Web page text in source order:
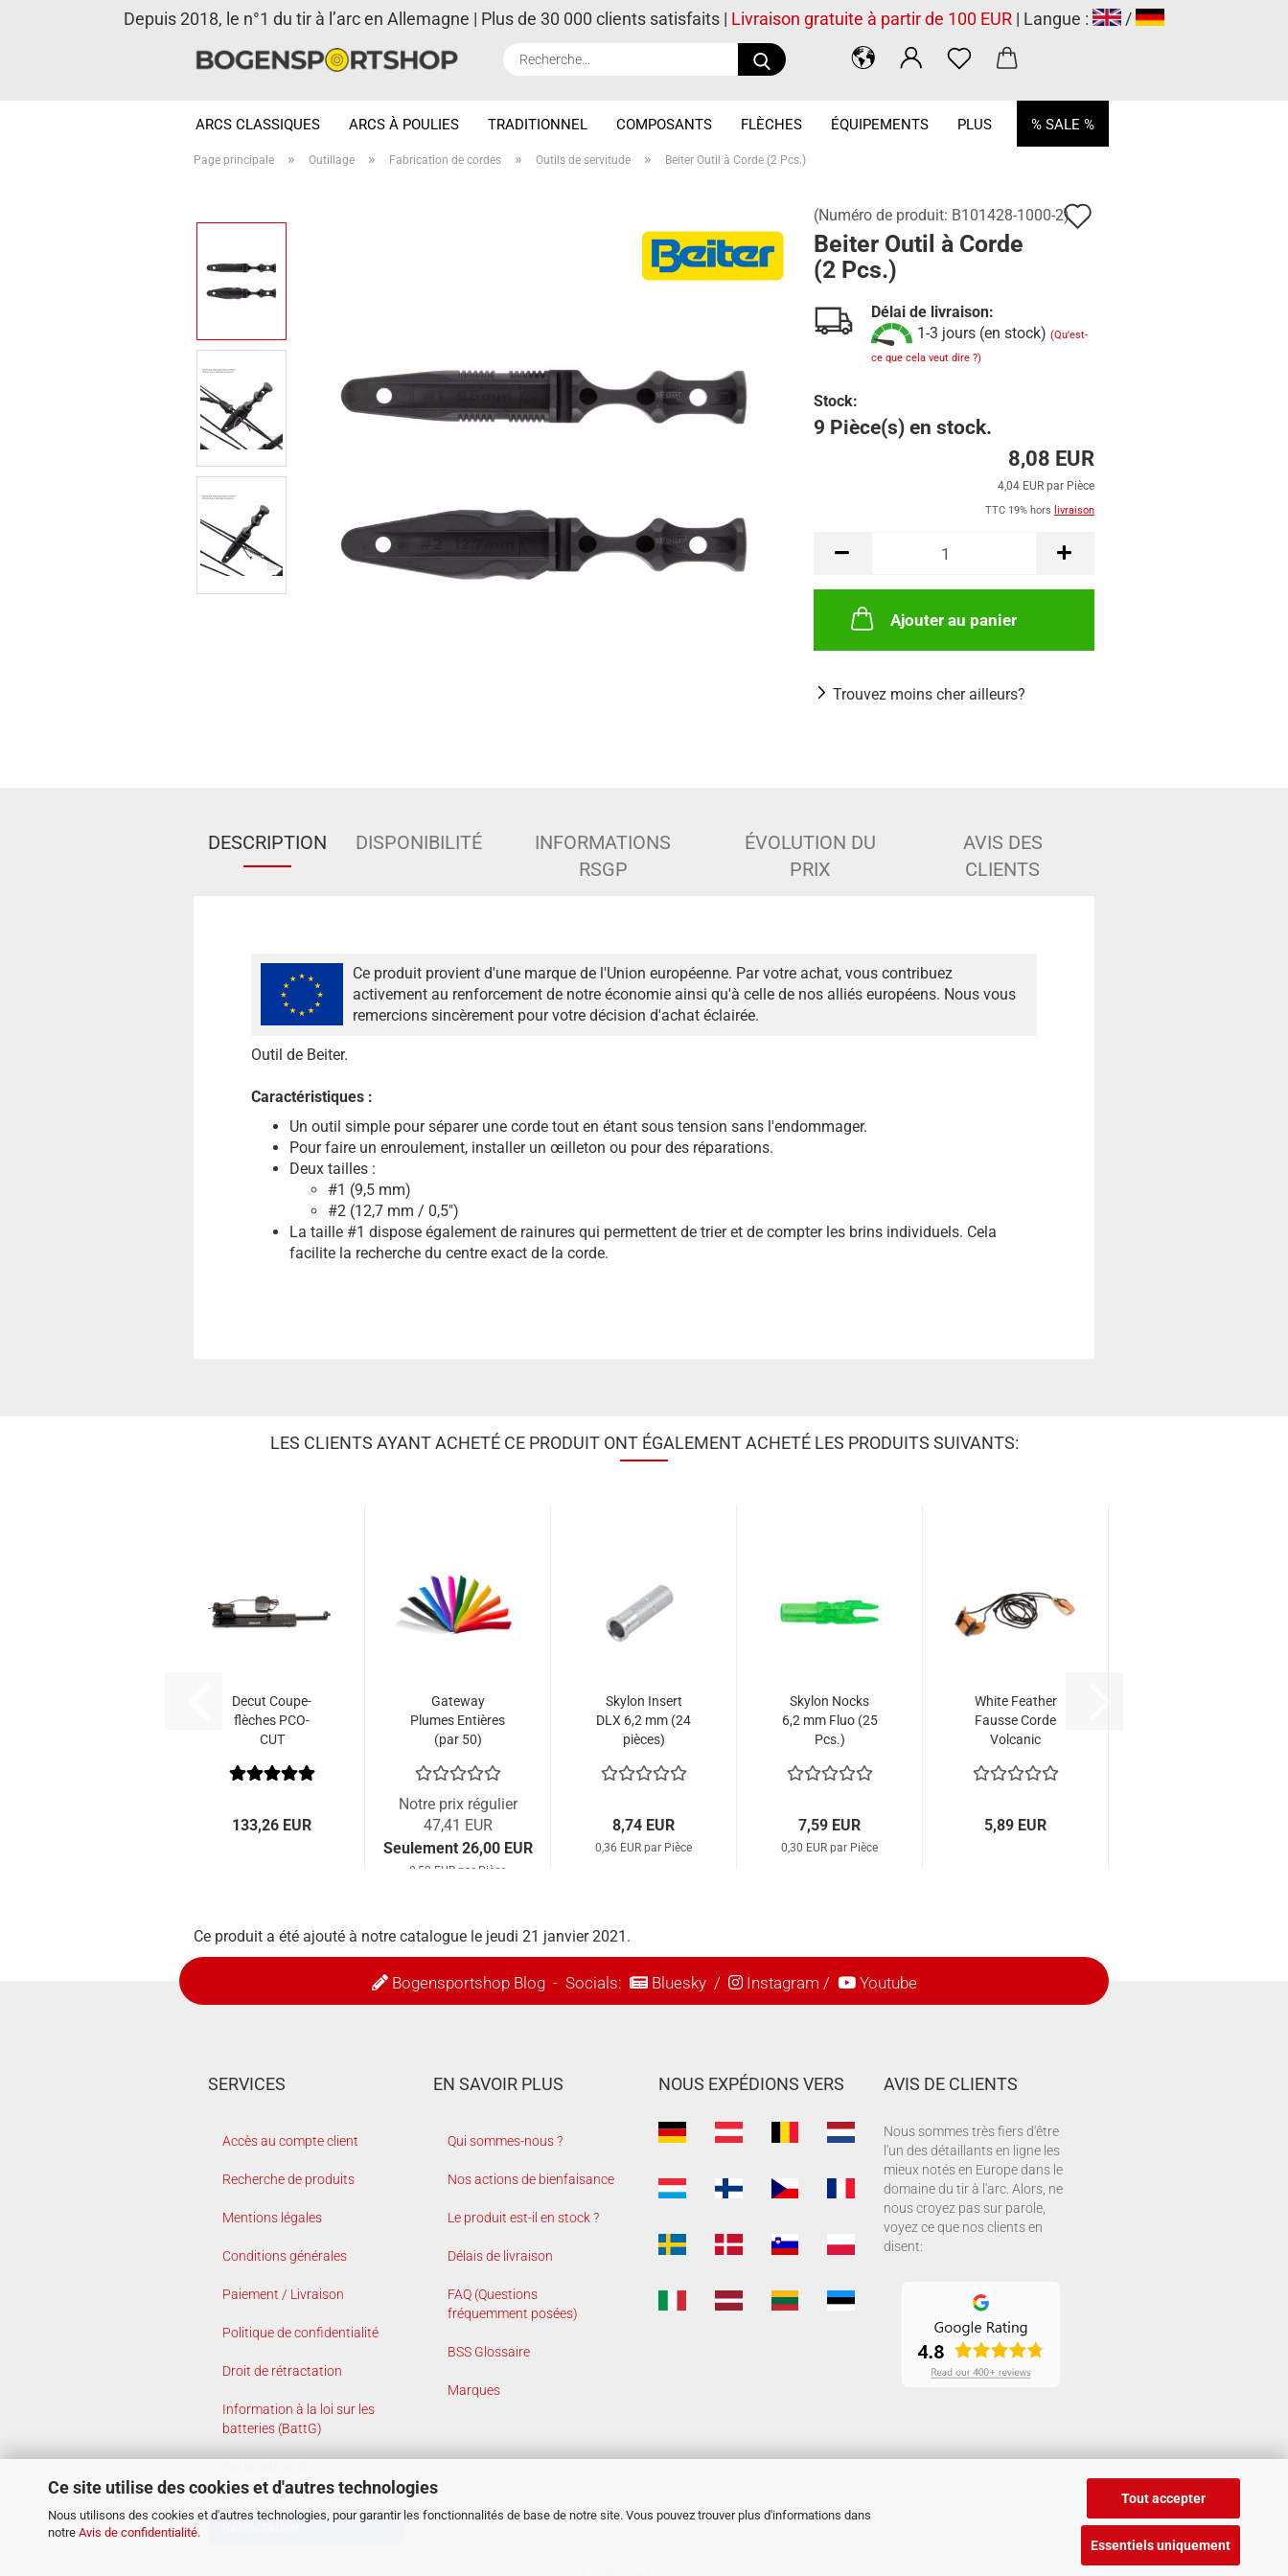
Ce site utilise des cookies et d'autres technologies
Nous utilisons des cookies et d'autres technologies, pour garantir les fonctionnalités de base de notre site. Vous pouvez trouver plus d'informations dans
notre Avis de confidentialité.
Tout accepter
Essentiels uniquement
Recherche...
Depuis 2018, le n°1 du tir à l’arc en Allemagne | Plus de 30 000 clients satisfaits | Livraison gratuite à partir de 100 EUR | Langue : /
ARCS CLASSIQUES ARCS À POULIES TRADITIONNEL COMPOSANTS FLÈCHES ÉQUIPEMENTS % SALE %
PLUS
Page principale » Outillage » Fabrication de cordes » Outils de servitude » Beiter Outil à Corde (2 Pcs.)
(Numéro de produit: B101428-1000-2)
Beiter Outil à Corde
(2 Pcs.)
Délai de livraison:
1-3 jours (en stock) (Qu'est-
ce que cela veut dire ?)
Stock:
9 Pièce(s) en stock.
8,08 EUR
4,04 EUR par Pièce
TTC 19% hors livraison
Ajouter au panier
Trouvez moins cher ailleurs?
DESCRIPTION DISPONIBILITÉ
INFORMATIONS
RSGP
ÉVOLUTION DU
PRIX
AVIS DES
CLIENTS
Ce produit provient d'une marque de l'Union européenne. Par votre achat, vous contribuez
activement au renforcement de notre économie ainsi qu'à celle de nos alliés européens. Nous vous
remercions sincèrement pour votre décision d'achat éclairée.
Outil de Beiter.
Caractéristiques :
Un outil simple pour séparer une corde tout en étant sous tension sans l'endommager.
Pour faire un enroulement, installer un œilleton ou pour des réparations.
Deux tailles :
#1 (9,5 mm)
#2 (12,7 mm / 0,5")
La taille #1 dispose également de rainures qui permettent de trier et de compter les brins individuels. Cela
facilite la recherche du centre exact de la corde.
LES CLIENTS AYANT ACHETÉ CE PRODUIT ONT ÉGALEMENT ACHETÉ LES PRODUITS SUIVANTS:
Decut Coupe-
flèches PCO-
CUT
133,26 EUR
Gateway
Plumes Entières
(par 50)
Notre prix régulier
47,41 EUR
Seulement 26,00 EUR
0,52 EUR par Pièce
Skylon Insert
DLX 6,2 mm (24
pièces)
8,74 EUR
0,36 EUR par Pièce
Skylon Nocks
6,2 mm Fluo (25
Pcs.)
7,59 EUR
0,30 EUR par Pièce
White Feather
Fausse Corde
Volcanic
5,89 EUR
Ce produit a été ajouté à notre catalogue le jeudi 21 janvier 2021.
Bogensportshop Blog- Socials: Bluesky/ Instagram / Youtube
SERVICES
Accès au compte client
Recherche de produits
Mentions légales
Conditions générales
Paiement / Livraison
Politique de confidentialité
Droit de rétractation
Information à la loi sur les
batteries (BattG)
confidentialité
EN SAVOIR PLUS
Qui sommes-nous ?
Nos actions de bienfaisance
Le produit est-il en stock ?
Délais de livraison
FAQ (Questions
fréquemment posées)
BSS Glossaire
Marques
NOUS EXPÉDIONS VERS AVIS DE CLIENTS
Nous sommes très fiers d'être
l'un des détaillants en ligne les
mieux notés en Europe dans le
domaine du tir à l'arc. Alors, ne
nous croyez pas sur parole,
voyez ce que nos clients en
disent: